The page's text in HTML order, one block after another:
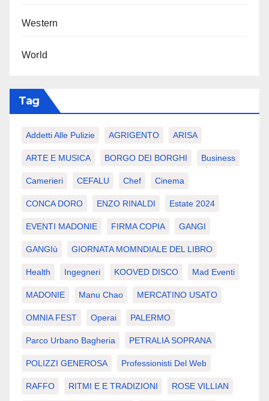
Western
World
Tag
Addetti Alle Pulizie AGRIGENTO ARISA
ARTE E MUSICA BORGO DEI BORGHI Business
Camerieri CEFALU Chef Cinema
CONCA DORO ENZO RINALDI Estate 2024
EVENTI MADONIE FIRMA COPIA GANGI
GANGIù GIORNATA MOMNDIALE DEL LIBRO
Health Ingegneri KOOVED DISCO Mad Eventi
MADONIE Manu Chao MERCATINO USATO
OMNIA FEST Operai PALERMO
Parco Urbano Bagheria PETRALIA SOPRANA
POLIZZI GENEROSA Professionisti Del Web
RAFFO RITMI E E TRADIZIONI ROSE VILLIAN